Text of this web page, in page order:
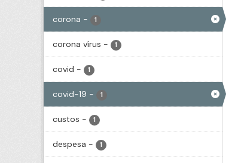
corona - 1
corona vírus - 1
covid - 1
covid-19 - 1
custos - 1
despesa - 1